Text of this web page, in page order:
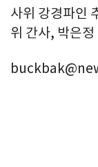
사위 강경파인
위 간사, 박은